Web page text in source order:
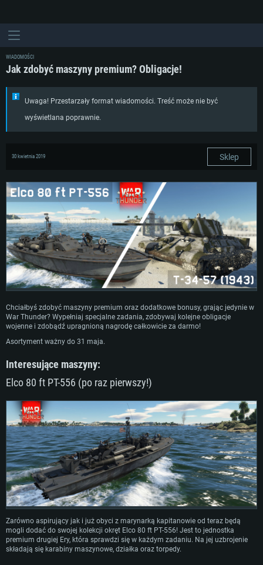
WIADOMOŚCI
Jak zdobyć maszyny premium? Obligacje!
Uwaga! Przestarzały format wiadomości. Treść może nie być
wyświetlana poprawnie.
30 kwietnia 2019 Sklep
Chciałbyś zdobyć maszyny premium oraz dodatkowe bonusy, grając jedynie w
War Thunder? Wypełniaj specjalne zadania, zdobywaj kolejne obligacje
wojenne i zdobądź upragnioną nagrodę całkowicie za darmo!
Asortyment ważny do 31 maja.
Interesujące maszyny:
Elco 80 ft PT-556 (po raz pierwszy!)
Zarówno aspirujący jak i już obyci z marynarką kapitanowie od teraz będą
mogli dodać do swojej kolekcji okręt Elco 80 ft PT-556! Jest to jednostka
premium drugiej Ery, która sprawdzi się w każdym zadaniu. Na jej uzbrojenie
składają się karabiny maszynowe, działka oraz torpedy.